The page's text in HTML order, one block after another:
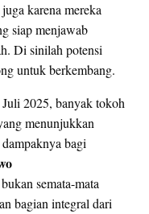
karena mereka
siap menjawab
Di sinilah potensi
untuk berkembang.
2025, banyak tokoh
menunjukkan
bagi
semata-mata
bagian integral dari